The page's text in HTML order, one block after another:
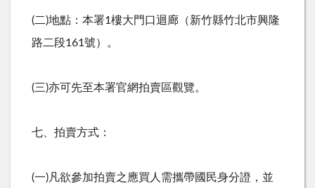
(二)地點：本署1樓大門口迴廊（新竹縣竹北市興隆
路二段161號）。
(三)亦可先至本署官網拍賣區觀覽。
七、拍賣方式：
(一)凡欲參加拍賣之應買人需攜帶國民身分證，並